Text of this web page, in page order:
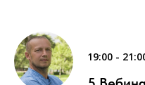
19:00 -